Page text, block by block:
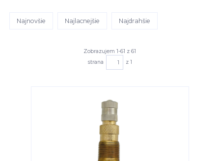
Najnovšie Najlacnejšie Najdrahšie
Zobrazujem 1-61 z 61
strana
z 1